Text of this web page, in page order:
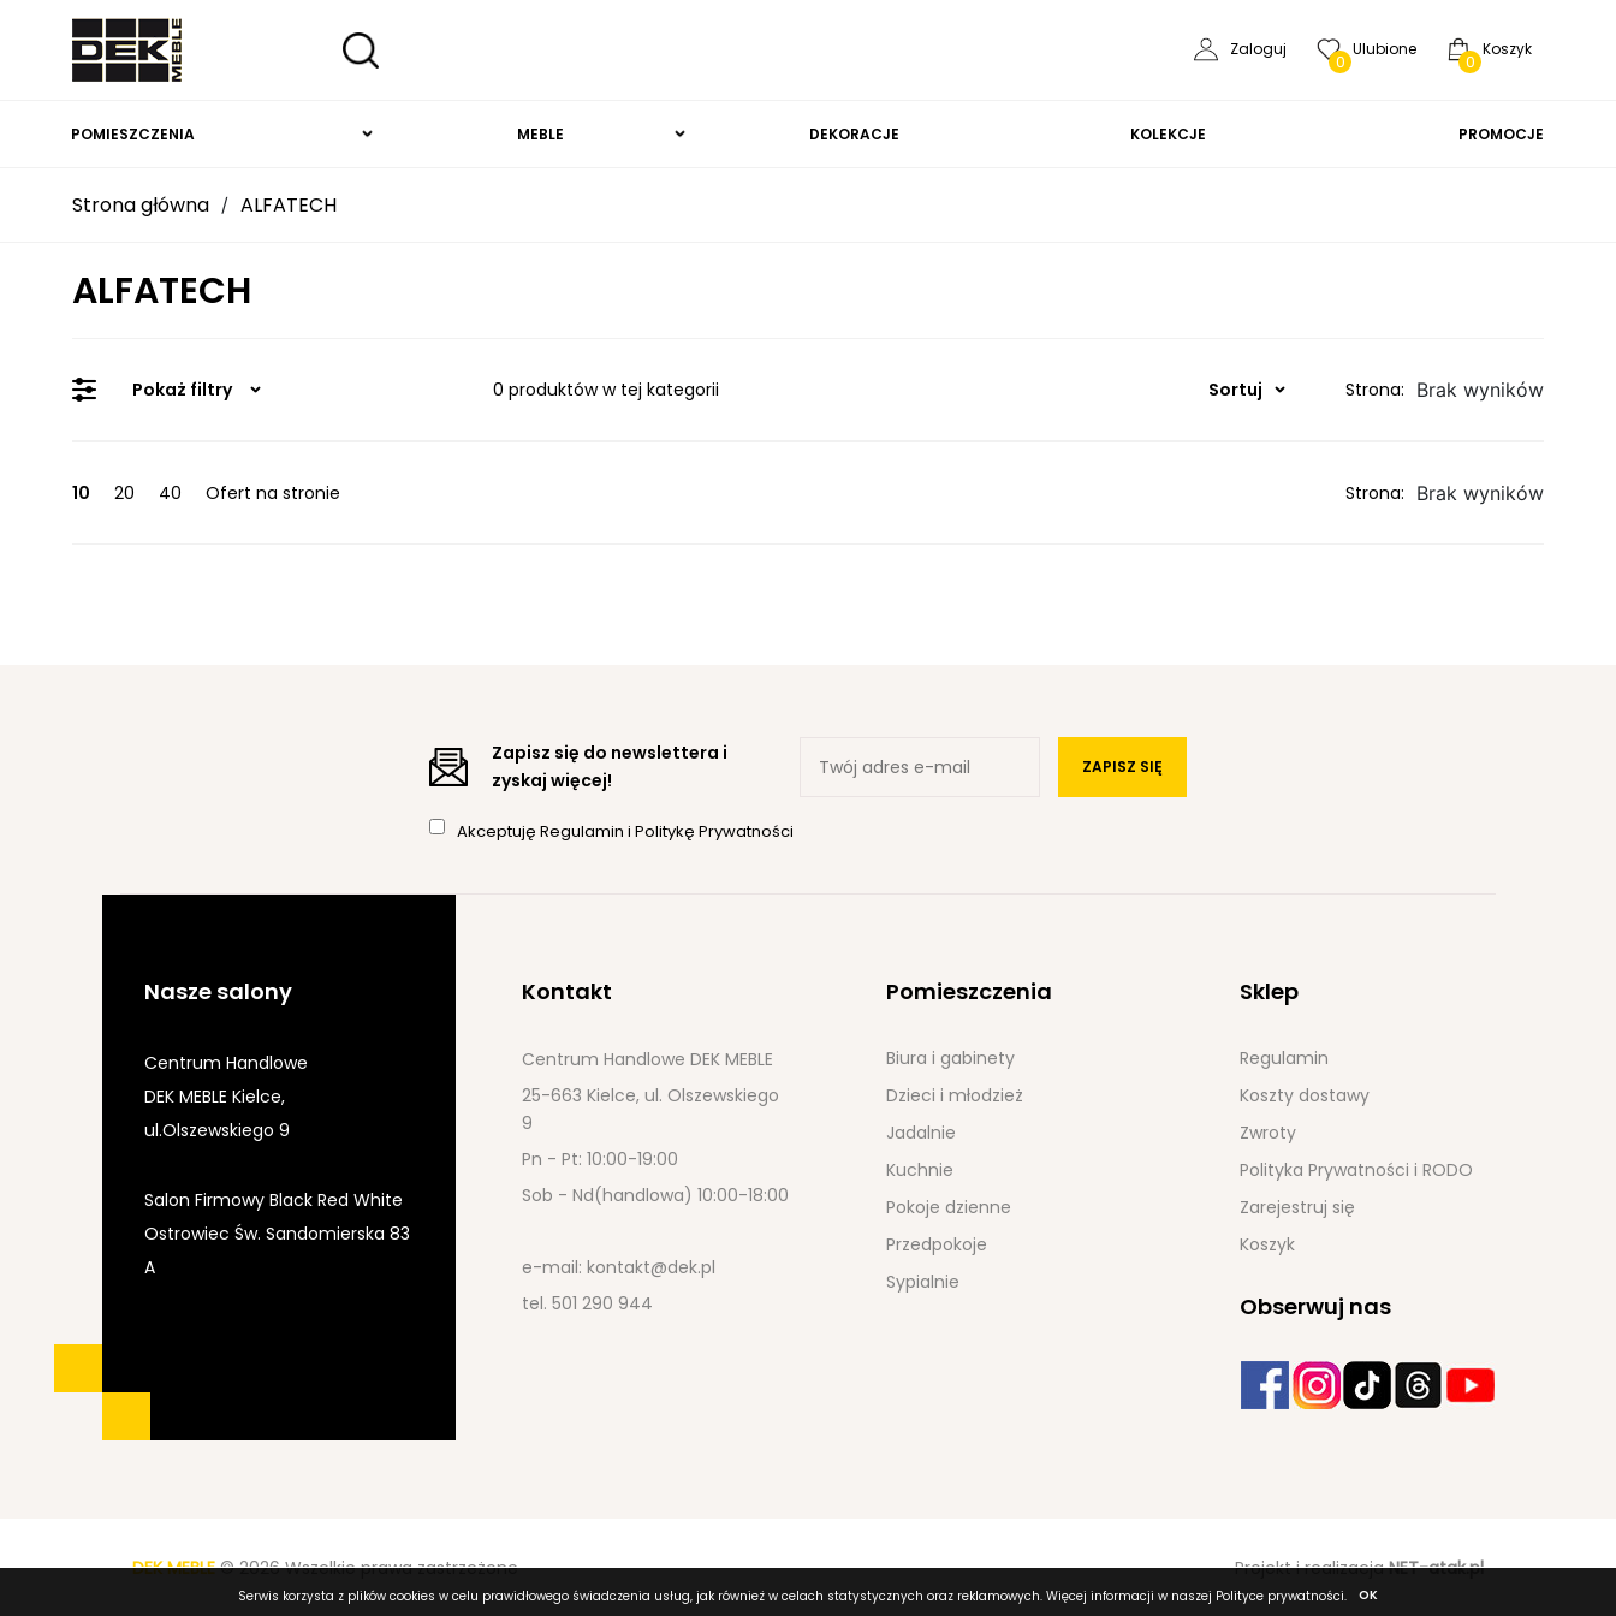
Zaloguj
0
Ulubione
0
Koszyk
POMIESZCZENIA MEBLE DEKORACJE KOLEKCJE PROMOCJE
Serwis korzysta z plików cookies w celu prawidłowego świadczenia usług, jak również w celach statystycznych oraz reklamowych. Więcej informacji w naszej Polityce prywatności. OK
Strona główna / ALFATECH
ALFATECH
Pokaż filtry 0 produktów w tej kategorii Sortuj Strona: Brak wyników
10 20 40 Ofert na stronie Strona: Brak wyników
Zapisz się do newslettera i
zyskaj więcej!
ZAPISZ SIĘ
AkceptujęRegulaminiPolitykę Prywatności
Nasze salony
Centrum Handlowe
DEK MEBLE Kielce,
ul.Olszewskiego 9
Salon Firmowy Black Red White
Ostrowiec Św. Sandomierska 83
A
Kontakt
Centrum Handlowe DEK MEBLE
25-663 Kielce, ul. Olszewskiego
9
Pn - Pt: 10:00-19:00
Sob - Nd(handlowa) 10:00-18:00
e-mail: kontakt@dek.pl
tel. 501 290 944
Pomieszczenia
Biura i gabinety
Dzieci i młodzież
Jadalnie
Kuchnie
Pokoje dzienne
Przedpokoje
Sypialnie
Sklep
Regulamin
Koszty dostawy
Zwroty
Polityka Prywatności i RODO
Zarejestruj się
Koszyk
Obserwuj nas
DEK MEBLE© 2026 Wszelkie prawa zastrzeżone Projekt i realizacjaNET-atak.pl